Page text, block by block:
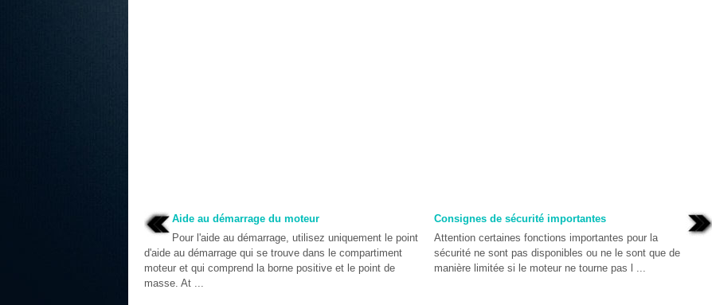
Aide au démarrage du moteur
Pour l'aide au démarrage, utilisez uniquement le point
d'aide au démarrage qui se trouve dans le compartiment
moteur et qui comprend la borne positive et le point de
masse. At ...
Consignes de sécurité importantes
Attention certaines fonctions importantes pour la
sécurité ne sont pas disponibles ou ne le sont que de
manière limitée si le moteur ne tourne pas l ...